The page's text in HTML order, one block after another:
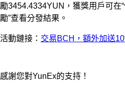
勵3454.4334YUN，獲獎用戶可在
勵”查看分發結果。
活動鏈接： 交易BCH，額外加送
感謝您對YunEx的支持！